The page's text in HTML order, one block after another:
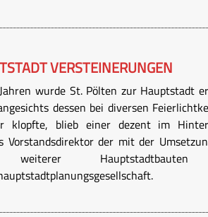
VERSTEINERUNGEN
wurde St. Pölten zur Hauptstadt
dessen bei diversen
klopfte, blieb einer dezent im
Vorstandsdirektor der mit der